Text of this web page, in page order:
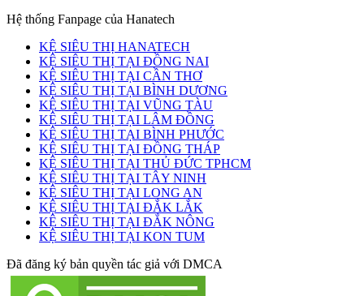
Hệ thống Fanpage của Hanatech
KỆ SIÊU THỊ HANATECH
KỆ SIÊU THỊ TẠI ĐỒNG NAI
KỆ SIÊU THỊ TẠI CẦN THƠ
KỆ SIÊU THỊ TẠI BÌNH DƯƠNG
KỆ SIÊU THỊ TẠI VŨNG TÀU
KỆ SIÊU THỊ TẠI LÂM ĐỒNG
KỆ SIÊU THỊ TẠI BÌNH PHƯỚC
KỆ SIÊU THỊ TẠI ĐỒNG THÁP
KỆ SIÊU THỊ TẠI THỦ ĐỨC TPHCM
KỆ SIÊU THỊ TẠI TÂY NINH
KỆ SIÊU THỊ TẠI LONG AN
KỆ SIÊU THỊ TẠI ĐẮK LẮK
KỆ SIÊU THỊ TẠI ĐẮK NÔNG
KỆ SIÊU THỊ TẠI KON TUM
Đã đăng ký bản quyền tác giả với DMCA